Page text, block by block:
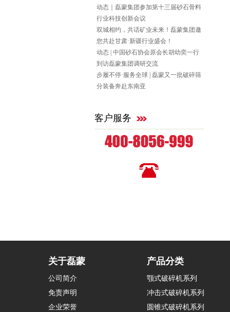
动态｜磊蒙集团参加第十三届砂石骨料
行业科技创新会议
双城相约，共话矿业未来！磊蒙集团邀
您共赴甘肃·新疆行业盛会！
动态 | 中国砂石协会原会长胡幼奕一行
到访磊蒙集团调研交流
步履不停·服务全球 | 磊蒙又一批破碎筛
分装备奔赴东南亚
客户服务
关于磊蒙
公司简介
免责声明
企业荣誉
产品分类
颚式破碎机系列
冲击式破碎机系列
圆锥式破碎机系列